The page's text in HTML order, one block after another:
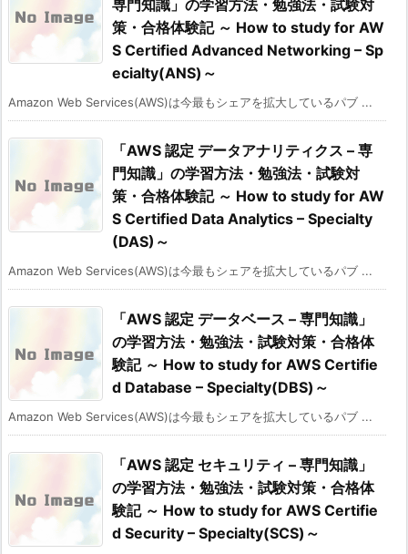
専門知識」の学習方法・勉強法・試験対
策・合格体験記 ～ How to study for AW
S Certified Advanced Networking – Sp
ecialty(ANS)～
Amazon Web Services(AWS)は今最もシェアを拡大しているパブ ...
「AWS 認定 データアナリティクス – 専
門知識」の学習方法・勉強法・試験対
策・合格体験記 ～ How to study for AW
S Certified Data Analytics – Specialty
(DAS)～
Amazon Web Services(AWS)は今最もシェアを拡大しているパブ ...
「AWS 認定 データベース – 専門知識」
の学習方法・勉強法・試験対策・合格体
験記 ～ How to study for AWS Certifie
d Database – Specialty(DBS)～
Amazon Web Services(AWS)は今最もシェアを拡大しているパブ ...
「AWS 認定 セキュリティ – 専門知識」
の学習方法・勉強法・試験対策・合格体
験記 ～ How to study for AWS Certifie
d Security – Specialty(SCS)～